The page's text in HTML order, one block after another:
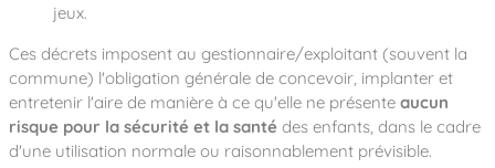
jeux.
Ces décrets imposent au gestionnaire/exploitant (souvent la
commune) l'obligation générale de concevoir, implanter et
entretenir l'aire de manière à ce qu'elle ne présente aucun
risque pour la sécurité et la santé des enfants, dans le cadre
d'une utilisation normale ou raisonnablement prévisible.